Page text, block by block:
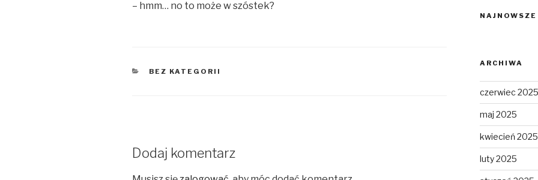
– hmm… no to może w szóstek?
KATEGORIE
BEZ KATEGORII
Dodaj komentarz
ARCHIWA
czerwiec 2025
maj 2025
kwiecień 2025
luty 2025